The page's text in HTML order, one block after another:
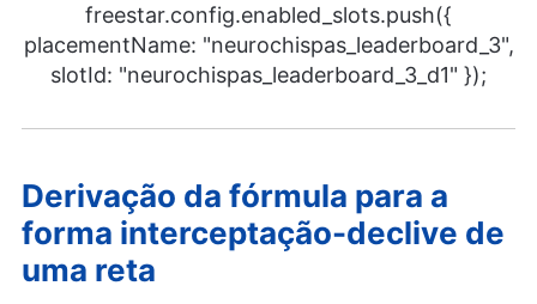
freestar.config.enabled_slots.push({
placementName: "neurochispas_leaderboard_3",
slotId: "neurochispas_leaderboard_3_d1" });
Derivação da fórmula para a
forma interceptação-declive de
uma reta